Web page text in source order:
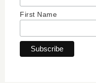
First Name